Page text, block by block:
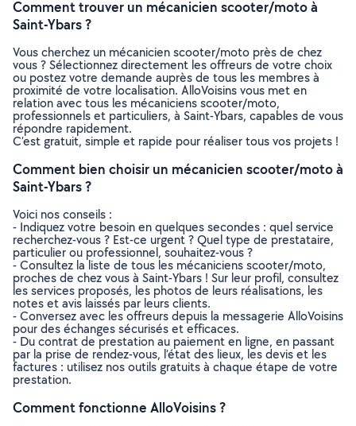
Comment trouver un mécanicien scooter/moto à
Saint-Ybars ?
Vous cherchez un mécanicien scooter/moto près de chez
vous ? Sélectionnez directement les offreurs de votre choix
ou postez votre demande auprès de tous les membres à
proximité de votre localisation. AlloVoisins vous met en
relation avec tous les mécaniciens scooter/moto,
professionnels et particuliers, à Saint-Ybars, capables de vous
répondre rapidement.
C’est gratuit, simple et rapide pour réaliser tous vos projets !
Comment bien choisir un mécanicien scooter/moto à
Saint-Ybars ?
Voici nos conseils :
- Indiquez votre besoin en quelques secondes : quel service
recherchez-vous ? Est-ce urgent ? Quel type de prestataire,
particulier ou professionnel, souhaitez-vous ?
- Consultez la liste de tous les mécaniciens scooter/moto,
proches de chez vous à Saint-Ybars ! Sur leur profil, consultez
les services proposés, les photos de leurs réalisations, les
notes et avis laissés par leurs clients.
- Conversez avec les offreurs depuis la messagerie AlloVoisins
pour des échanges sécurisés et efficaces.
- Du contrat de prestation au paiement en ligne, en passant
par la prise de rendez-vous, l’état des lieux, les devis et les
factures : utilisez nos outils gratuits à chaque étape de votre
prestation.
Comment fonctionne AlloVoisins ?